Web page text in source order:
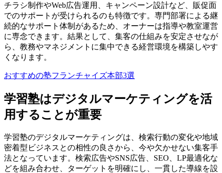
チラシ制作やWeb広告運用、キャンペーン設計など、販促面
でのサポートが受けられるのも特徴です。 専門部署による継
続的なサポート体制 があるため、オーナーは指導や教室運営
に専念できます。結果として、集客の仕組みを安定させなが
ら、教務やマネジメントに集中できる経営環境を構築しやす
くなります。
おすすめの塾フランチャイズ本部3選
学習塾はデジタルマーケティングを活
用することが重要
学習塾のデジタルマーケティングは、検索行動の変化や地域
密着型ビジネスとの相性の良さから、今や欠かせない集客手
法となっています。検索広告やSNS広告、SEO、LP最適化な
どを組み合わせ、ターゲットを明確にし、一貫した導線を設